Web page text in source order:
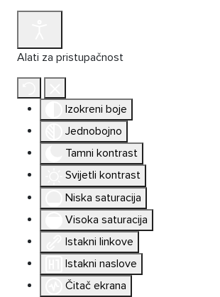
Alati za pristupačnost
Izokreni boje
Jednobojno
Tamni kontrast
Svijetli kontrast
Niska saturacija
Visoka saturacija
Istakni linkove
Istakni naslove
Čitač ekrana